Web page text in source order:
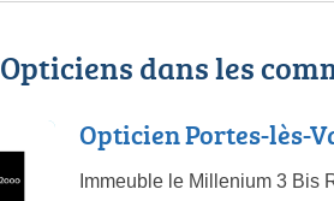
Opticiens dans les
Opticien Portes-lès-
Immeuble le Millenium 3 Bis